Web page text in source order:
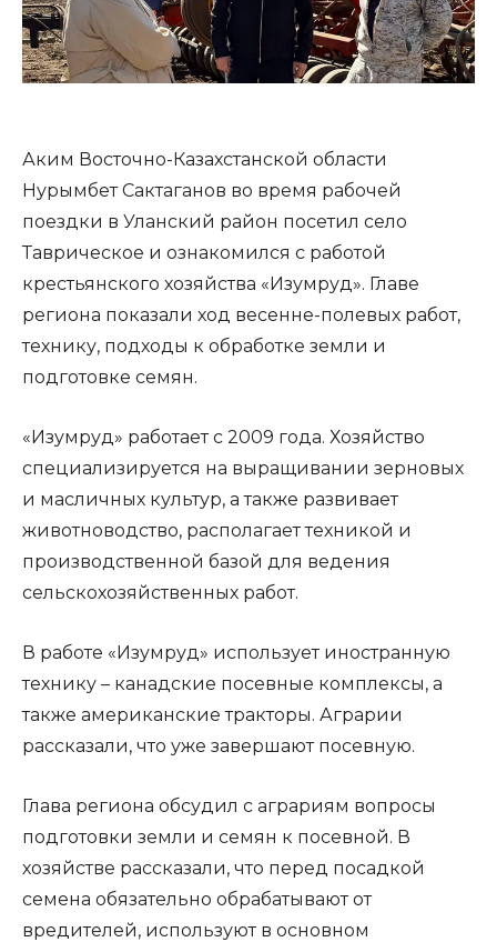
Аким Восточно-Казахстанской области
Нурымбет Сактаганов во время рабочей
поездки в Уланский район посетил село
Таврическое и ознакомился с работой
крестьянского хозяйства «Изумруд». Главе
региона показали ход весенне-полевых работ,
технику, подходы к обработке земли и
подготовке семян.
«Изумруд» работает с 2009 года. Хозяйство
специализируется на выращивании зерновых
и масличных культур, а также развивает
животноводство, располагает техникой и
производственной базой для ведения
сельскохозяйственных работ.
В работе «Изумруд» использует иностранную
технику – канадские посевные комплексы, а
также американские тракторы. Аграрии
рассказали, что уже завершают посевную.
Глава региона обсудил с аграриям вопросы
подготовки земли и семян к посевной. В
хозяйстве рассказали, что перед посадкой
семена обязательно обрабатывают от
вредителей, используют в основном